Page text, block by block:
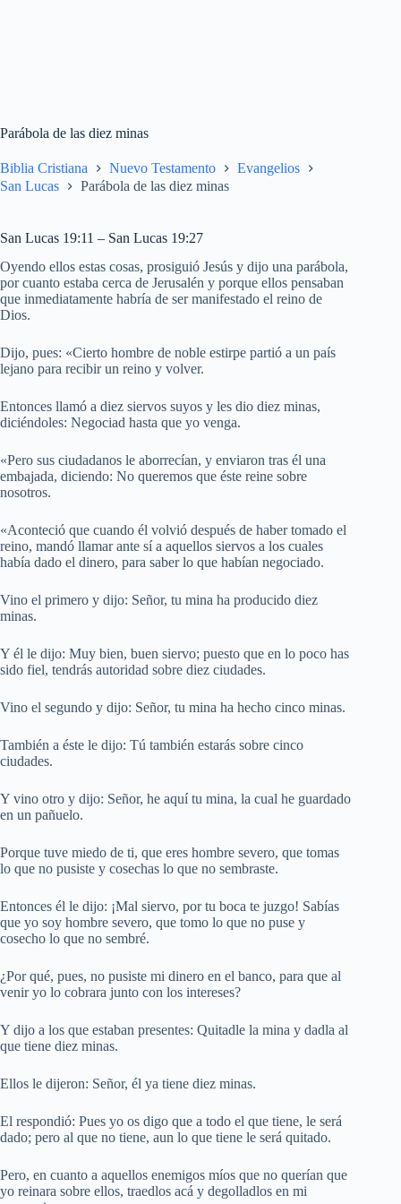
Parábola de las diez minas
Biblia Cristiana Nuevo Testamento
Evangelios
San Lucas
Parábola de las diez minas
San Lucas 19:11 – San Lucas 19:27
Oyendo ellos estas cosas, prosiguió Jesús y dijo una parábola,
por cuanto estaba cerca de Jerusalén y porque ellos pensaban
que inmediatamente habría de ser manifestado el reino de
Dios.
Dijo, pues: «Cierto hombre de noble estirpe partió a un país
lejano para recibir un reino y volver.
Entonces llamó a diez siervos suyos y les dio diez minas,
diciéndoles: Negociad hasta que yo venga.
«Pero sus ciudadanos le aborrecían, y enviaron tras él una
embajada, diciendo: No queremos que éste reine sobre
nosotros.
«Aconteció que cuando él volvió después de haber tomado el
reino, mandó llamar ante sí a aquellos siervos a los cuales
había dado el dinero, para saber lo que habían negociado.
Vino el primero y dijo: Señor, tu mina ha producido diez
minas.
Y él le dijo: Muy bien, buen siervo; puesto que en lo poco has
sido fiel, tendrás autoridad sobre diez ciudades.
Vino el segundo y dijo: Señor, tu mina ha hecho cinco minas.
También a éste le dijo: Tú también estarás sobre cinco
ciudades.
Y vino otro y dijo: Señor, he aquí tu mina, la cual he guardado
en un pañuelo.
Porque tuve miedo de ti, que eres hombre severo, que tomas
lo que no pusiste y cosechas lo que no sembraste.
Entonces él le dijo: ¡Mal siervo, por tu boca te juzgo! Sabías
que yo soy hombre severo, que tomo lo que no puse y
cosecho lo que no sembré.
¿Por qué, pues, no pusiste mi dinero en el banco, para que al
venir yo lo cobrara junto con los intereses?
Y dijo a los que estaban presentes: Quitadle la mina y dadla al
que tiene diez minas.
Ellos le dijeron: Señor, él ya tiene diez minas.
El respondió: Pues yo os digo que a todo el que tiene, le será
dado; pero al que no tiene, aun lo que tiene le será quitado.
Pero, en cuanto a aquellos enemigos míos que no querían que
yo reinara sobre ellos, traedlos acá y degolladlos en mi